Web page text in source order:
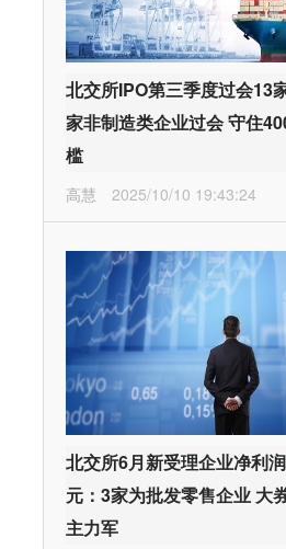
北交所IPO第三季度过会13
家非制造类企业过会 守住
槛
高慧 2025/10/10 19:43:24
北交所6月新受理企业净利
元：3家为批发零售企业 大
主力军